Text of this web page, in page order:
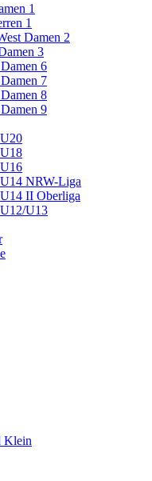
1
1
Damen 2
3
6
7
8
9
NRW-Liga
II Oberliga
U13
Klein